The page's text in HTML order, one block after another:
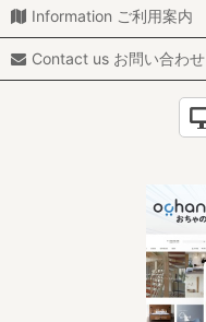
Information ご利用案内
Contact us お問い合わせ